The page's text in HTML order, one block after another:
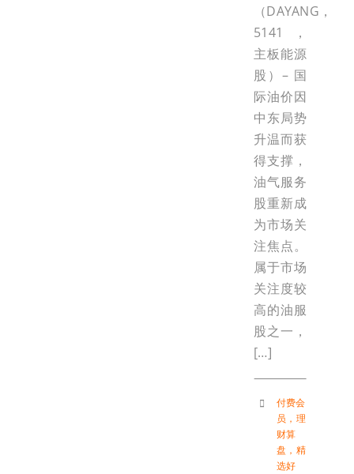
（DAYANG，
5141，
主板能源
股）– 国
际油价因
中东局势
升温而获
得支撑，
油气服务
股重新成
为市场关
注焦点。
属于市场
关注度较
高的油服
股之一，
[…]
付费会
员 ， 理
财算
盘 ， 精
选好